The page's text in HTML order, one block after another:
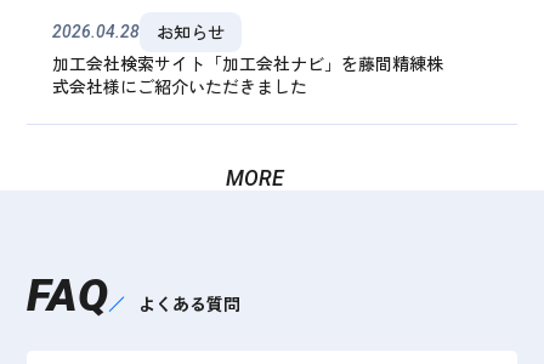
2026.04.28
お知らせ
加工会社検索サイト「加工会社ナビ」を藤間精練株
式会社様にご紹介いただきました
MORE
FAQ よくある質問